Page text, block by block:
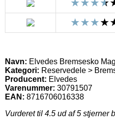
Navn: Elvedes Bremsesko
Kategori: Reservedele >
Producent: Elvedes
Varenummer: 30791507
EAN: 8716706016338
Vurderet til 4.5 ud af 5 stjerner